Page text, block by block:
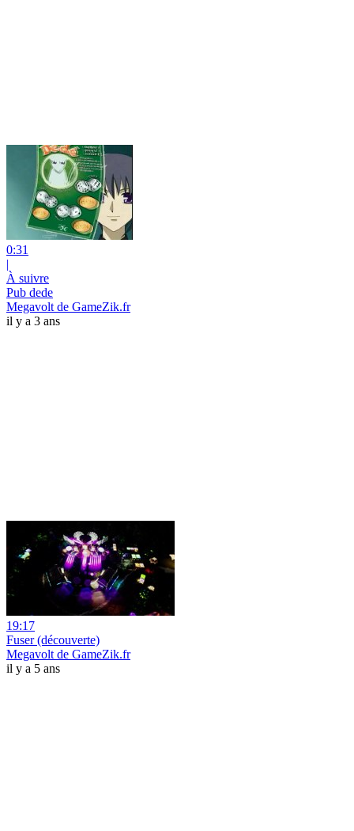
0:31
|
À suivre
Pub dede
Megavolt de GameZik.fr
il y a 3 ans
19:17
Fuser (découverte)
Megavolt de GameZik.fr
il y a 5 ans